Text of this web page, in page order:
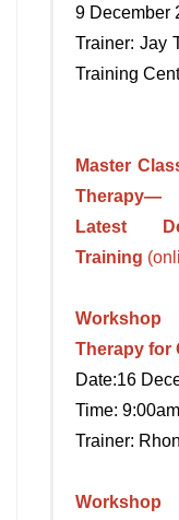
9 December
Trainer: Jay
Training
Master
Therapy—
Latest
Training
Therapy for
Date:16
Time:
Trainer: